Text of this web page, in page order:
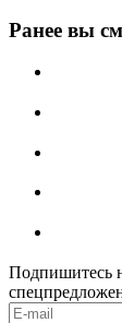
Ранее вы
Подпишитесь